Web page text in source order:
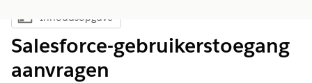
Inhoudsopgave weergeven
Inhoudsopgave
Salesforce-gebruikerstoegang
aanvragen